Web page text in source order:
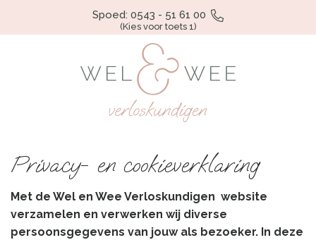
Spoed: 0543 - 51 61 00
(Kies voor toets 1)
Privacy- en cookieverklaring
Met de Wel en Wee Verloskundigen website
verzamelen en verwerken wij diverse
persoonsgegevens van jouw als bezoeker. In deze